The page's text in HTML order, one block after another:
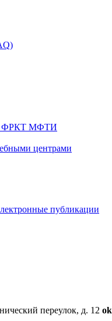
ФРКТ МФТИ
центрами
публикации
переулок, д. 12